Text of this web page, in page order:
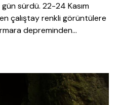
sürdü. 22-24 Kasım
çalıştay renkli görüntülere
depreminden…